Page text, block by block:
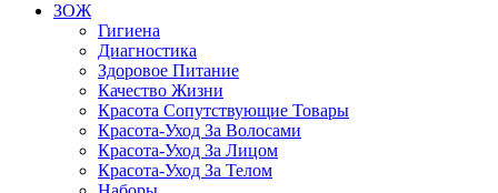
ЗОЖ
Гигиена
Диагностика
Здоровое Питание
Качество Жизни
Красота Сопутствующие Товары
Красота-Уход За Волосами
Красота-Уход За Лицом
Красота-Уход За Телом